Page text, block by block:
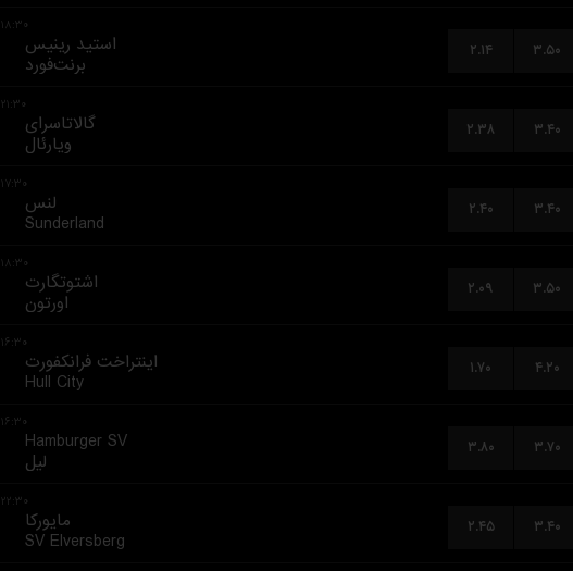
۱۸:۳۰
استید رینیس
برنت‌فورد
۲.۱۴ ۳.۵۰
۲۱:۳۰
گالاتاسرای
ویارئال
۲.۳۸ ۳.۴۰
۱۷:۳۰
لنس
Sunderland
۲.۴۰ ۳.۴۰
۱۸:۳۰
اشتوتگارت
اورتون
۲.۰۹ ۳.۵۰
۱۶:۳۰
اینتراخت فرانکفورت
Hull City
۱.۷۰ ۴.۲۰
۱۶:۳۰
Hamburger SV
لیل
۳.۸۰ ۳.۷۰
۲۲:۳۰
مایورکا
SV Elversberg
۲.۴۵ ۳.۴۰